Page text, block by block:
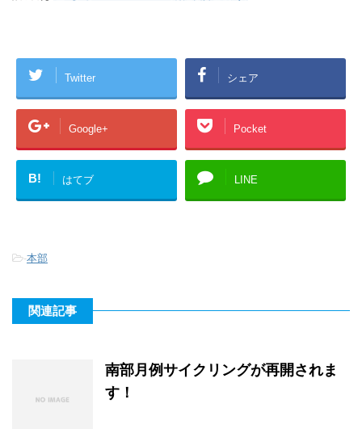
Twitter シェア
Google+ Pocket
B! はてブ LINE
-本部
関連記事
南部月例サイクリングが再開されま
す！